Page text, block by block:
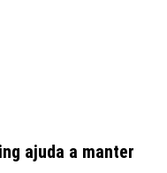
ajuda a manter